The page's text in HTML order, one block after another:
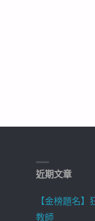
近期文章
【金榜題名
教師